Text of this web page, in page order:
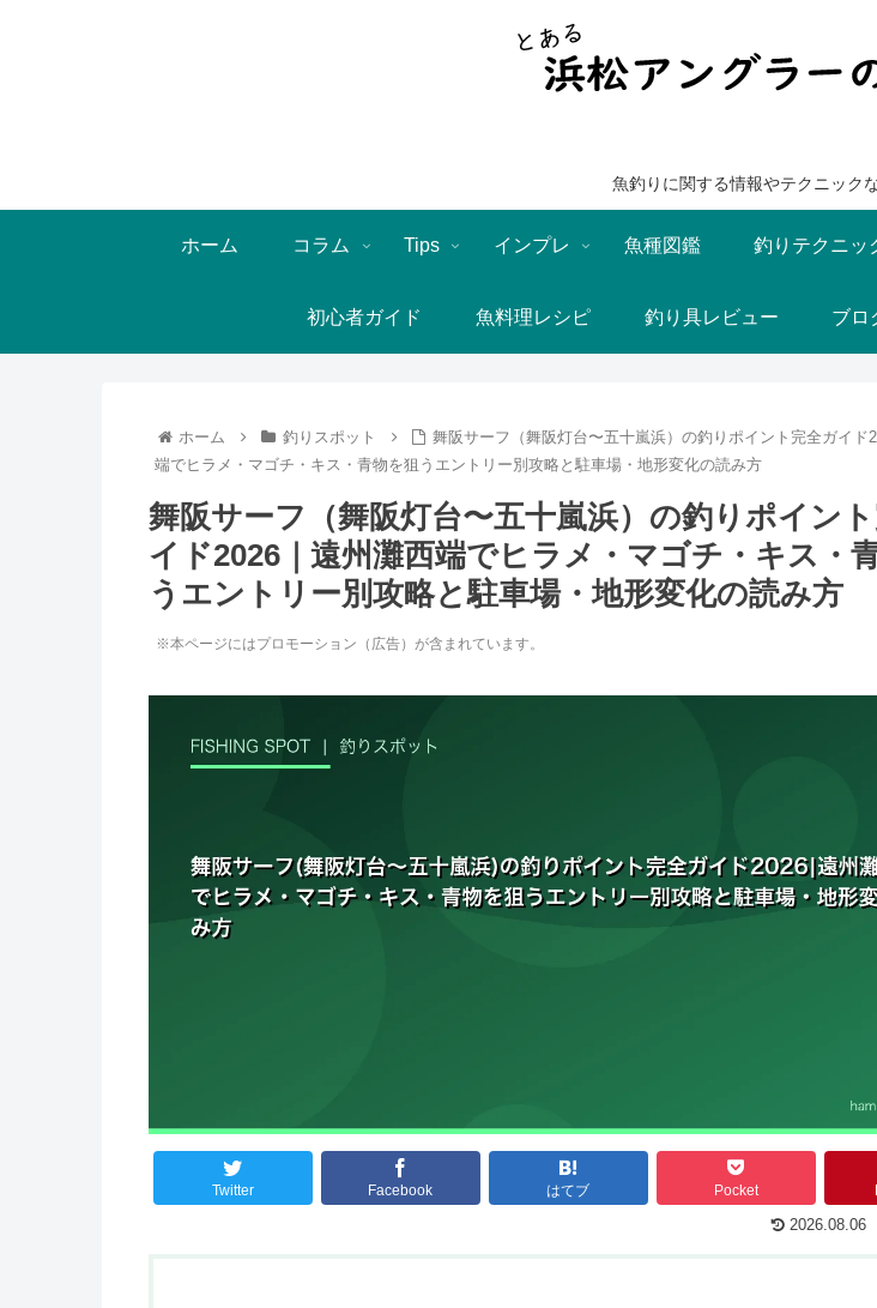
魚釣りに関する情報やテクニック
ホーム コラム Tips インプレ 魚種図鑑 釣りテクニッ
初心者ガイド 魚料理レシピ 釣り具レビュー ブロ
ホーム 釣りスポット
舞阪サーフ（舞阪灯台〜五十嵐浜）の釣りポイント完全ガイド
端でヒラメ・マゴチ・キス・青物を狙うエントリー別攻略と駐車場・地形変化の読み方
舞阪サーフ（舞阪灯台〜五十嵐浜）の釣りポイン
イド2026｜遠州灘西端でヒラメ・マゴチ・キス・
うエントリー別攻略と駐車場・地形変化の読み方
※本ページにはプロモーション（広告）が含まれています。
Twitter Facebook はてブ Pocket
2026.08.06